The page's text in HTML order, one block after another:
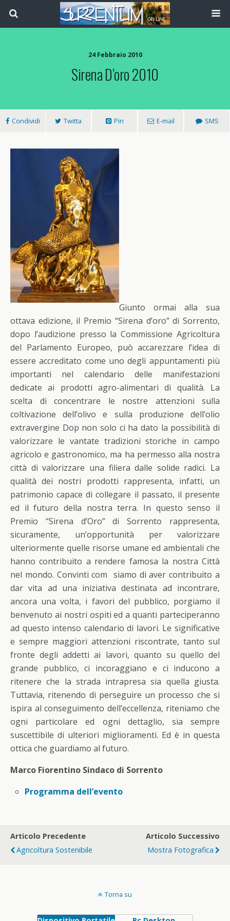
24 Febbraio 2010
Sirena D’oro 2010
Condividi Twitta Pin E-mail SMS
Giunto ormai alla sua
ottava edizione, il Premio “Sirena d’oro” di Sorrento,
dopo l’audizione presso la Commissione Agricoltura
del Parlamento Europeo, può accarezzare l’idea di
essere accreditato come uno degli appuntamenti più
importanti nel calendario delle manifestazioni
dedicate ai prodotti agro-alimentari di qualità. La
scelta di concentrare le nostre attenzioni sulla
coltivazione dell’olivo e sulla produzione dell’olio
extravergine Dop non solo ci ha dato la possibilità di
valorizzare le vantate tradizioni storiche in campo
agricolo e gastronomico, ma ha permesso alla nostra
città di valorizzare una filiera dalle solide radici. La
qualità dei nostri prodotti rappresenta, infatti, un
patrimonio capace di collegare il passato, il presente
ed il futuro della nostra terra. In questo senso il
Premio “Sirena d’Oro” di Sorrento rappresenta,
sicuramente, un’opportunità per valorizzare
ulteriormente quelle risorse umane ed ambientali che
hanno contribuito a rendere famosa la nostra Città
nel mondo. Convinti com siamo di aver contribuito a
dar vita ad una iniziativa destinata ad incontrare,
ancora una volta, i favori del pubblico, porgiamo il
benvenuto ai nostri ospiti ed a quanti parteciperanno
ad questo intenso calendario di lavori. Le significative
e sempre maggiori attenzioni riscontrate, tanto sul
fronte degli addetti ai lavori, quanto su quello del
grande pubblico, ci incoraggiano e ci inducono a
ritenere che la strada intrapresa sia quella giusta.
Tuttavia, ritenendo di perseguire un processo che si
ispira al conseguimento dell’eccellenza, riteniamo che
ogni particolare ed ogni dettaglio, sia sempre
suscettibile di ulteriori miglioramenti. Ed è in questa
ottica che guardiamo al futuro.
Marco Fiorentino Sindaco di Sorrento
Programma dell’evento
Articolo Precedente
Agricoltura Sostenibile
Articolo Successivo
Mostra Fotografica
Torna su